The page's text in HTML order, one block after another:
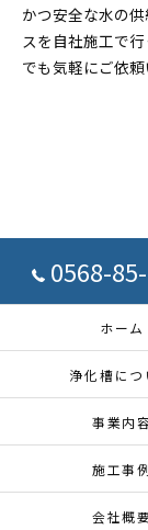
かつ安全な水の
スを自社施工で
でも気軽にご依頼
0568-
ホーム
浄化槽につ
事業内
施工事例
会社概要